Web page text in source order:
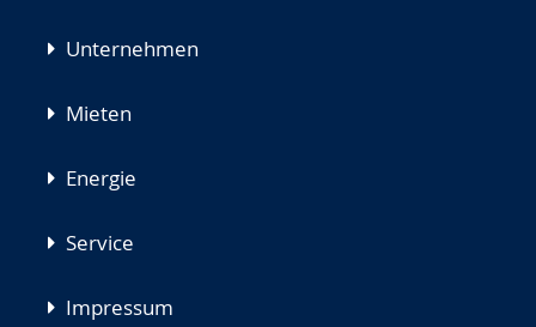
Unternehmen
Mieten
Energie
Service
Impressum